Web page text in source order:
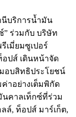
นีบริการน้ำมัน
” ร่วมกับ บริษัท
เมี่ยมซูเปอร์
อปส์ เดินหน้าจัด
อบสิทธิประโยชน์
าอย่างเต็มพิกัด
นคาลเท็กซ์ที่ร่วม
ล์, ท็อปส์ มาร์เก็ต,